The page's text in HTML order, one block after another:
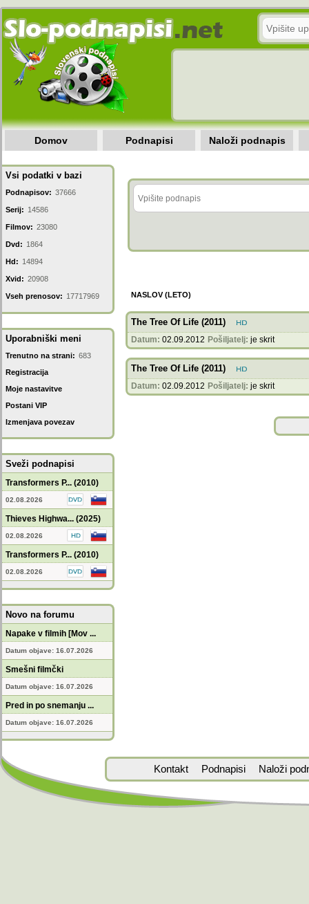
Domov Podnapisi Naloži podnapis
Vsi podatki v bazi
Podnapisov: 37666
Serij: 14586
Filmov: 23080
Dvd: 1864
Hd: 14894
Xvid: 20908
Vseh prenosov: 17717969
Uporabniški meni
Trenutno na strani: 683
Registracija
Moje nastavitve
Postani VIP
Izmenjava povezav
Sveži podnapisi
Transformers P... (2010)
02.08.2026
Thieves Highwa... (2025)
02.08.2026
Transformers P... (2010)
02.08.2026
Novo na forumu
Napake v filmih [Mov ...
Datum objave: 16.07.2026
Smešni filmčki
Datum objave: 16.07.2026
Pred in po snemanju ...
Datum objave: 16.07.2026
NASLOV (LETO)
The Tree Of Life (2011)
Datum: 02.09.2012 Pošiljatelj: je skrit
The Tree Of Life (2011)
Datum: 02.09.2012 Pošiljatelj: je skrit
Kontakt Podnapisi Naloži